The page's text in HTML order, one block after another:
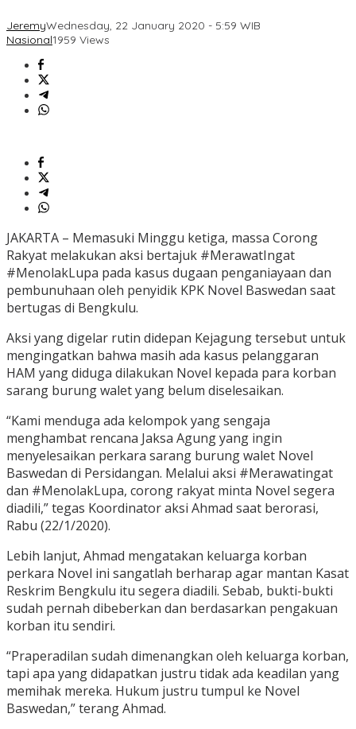
JeremyWednesday, 22 January 2020 - 5:59 WIB
Nasional1959 Views
JAKARTA – Memasuki Minggu ketiga, massa Corong
Rakyat melakukan aksi bertajuk #MerawatIngat
#MenolakLupa pada kasus dugaan penganiayaan dan
pembunuhaan oleh penyidik KPK Novel Baswedan saat
bertugas di Bengkulu.
Aksi yang digelar rutin didepan Kejagung tersebut untuk
mengingatkan bahwa masih ada kasus pelanggaran
HAM yang diduga dilakukan Novel kepada para korban
sarang burung walet yang belum diselesaikan.
“Kami menduga ada kelompok yang sengaja
menghambat rencana Jaksa Agung yang ingin
menyelesaikan perkara sarang burung walet Novel
Baswedan di Persidangan. Melalui aksi #Merawatingat
dan #MenolakLupa, corong rakyat minta Novel segera
diadili,” tegas Koordinator aksi Ahmad saat berorasi,
Rabu (22/1/2020).
Lebih lanjut, Ahmad mengatakan keluarga korban
perkara Novel ini sangatlah berharap agar mantan Kasat
Reskrim Bengkulu itu segera diadili. Sebab, bukti-bukti
sudah pernah dibeberkan dan berdasarkan pengakuan
korban itu sendiri.
“Praperadilan sudah dimenangkan oleh keluarga korban,
tapi apa yang didapatkan justru tidak ada keadilan yang
memihak mereka. Hukum justru tumpul ke Novel
Baswedan,” terang Ahmad.